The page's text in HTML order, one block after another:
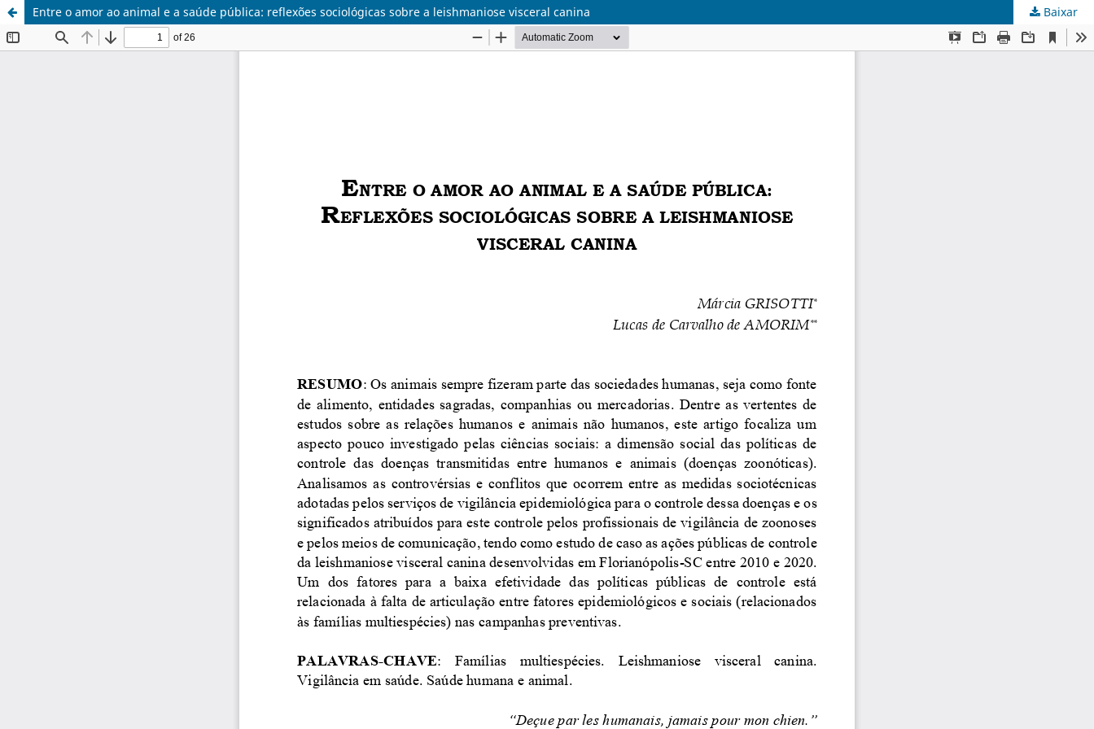
Entre o amor ao animal e a saúde pública: reflexões sociológicas sobre a leishmaniose visceral canina Baixar